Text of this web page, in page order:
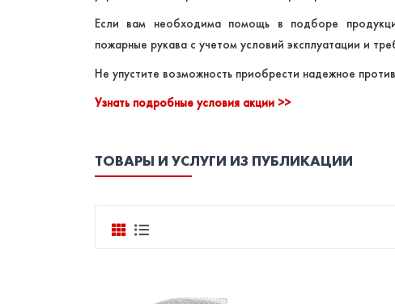
Если вам необходима помощь в подборе
пожарные рукава с учетом условий эксплуатации и
Не упустите возможность приобрести надежное
Узнать подробные условия акции >>
ТОВАРЫ И УСЛУГИ ИЗ ПУБЛИКАЦИИ